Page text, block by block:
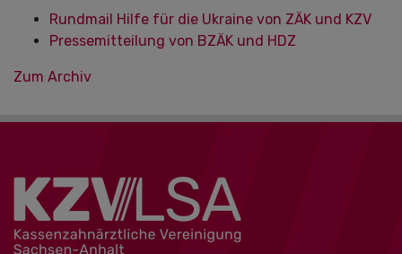
Rundmail Hilfe für die Ukraine von ZÄK und KZV
Pressemitteilung von BZÄK und HDZ
Zum Archiv